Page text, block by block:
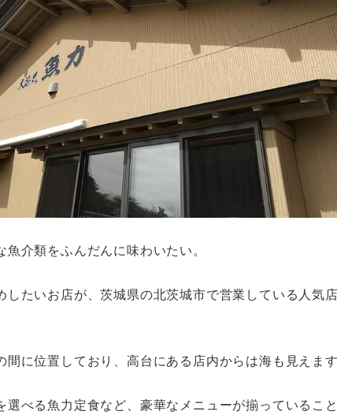
介類をふんだんに味わいたい。
したいお店が、茨城県の北茨城市で営業している人気
間に位置しており、高台にある店内からは海も見えます
選べる魚力定食など、豪華なメニューが揃っているこ